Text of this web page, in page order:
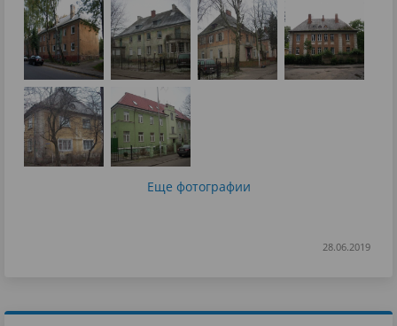
Еще фотографии
28.06.2019